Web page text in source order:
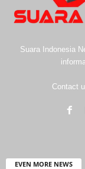
Suara Indonesia
Contact
EVEN MORE NEWS